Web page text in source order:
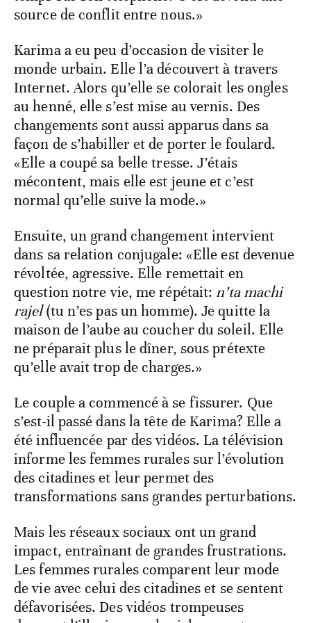
source de conflit entre nous.»
Karima a eu peu d’occasion de visiter le
monde urbain. Elle l’a découvert à travers
Internet. Alors qu’elle se colorait les ongles
au henné, elle s’est mise au vernis. Des
changements sont aussi apparus dans sa
façon de s’habiller et de porter le foulard.
«Elle a coupé sa belle tresse. J’étais
mécontent, mais elle est jeune et c’est
normal qu’elle suive la mode.»
Ensuite, un grand changement intervient
dans sa relation conjugale: «Elle est devenue
révoltée, agressive. Elle remettait en
question notre vie, me répétait: n’ta machi
rajel(tu n’es pas un homme). Je quitte la
maison de l’aube au coucher du soleil. Elle
ne préparait plus le dîner, sous prétexte
qu’elle avait trop de charges.»
Le couple a commencé à se fissurer. Que
s’est-il passé dans la tête de Karima? Elle a
été influencée par des vidéos. La télévision
informe les femmes rurales sur l’évolution
des citadines et leur permet des
transformations sans grandes perturbations.
Mais les réseaux sociaux ont un grand
impact, entraînant de grandes frustrations.
Les femmes rurales comparent leur mode
de vie avec celui des citadines et se sentent
défavorisées. Des vidéos trompeuses